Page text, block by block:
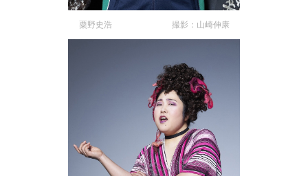
粟野史浩 撮影：山崎伸康